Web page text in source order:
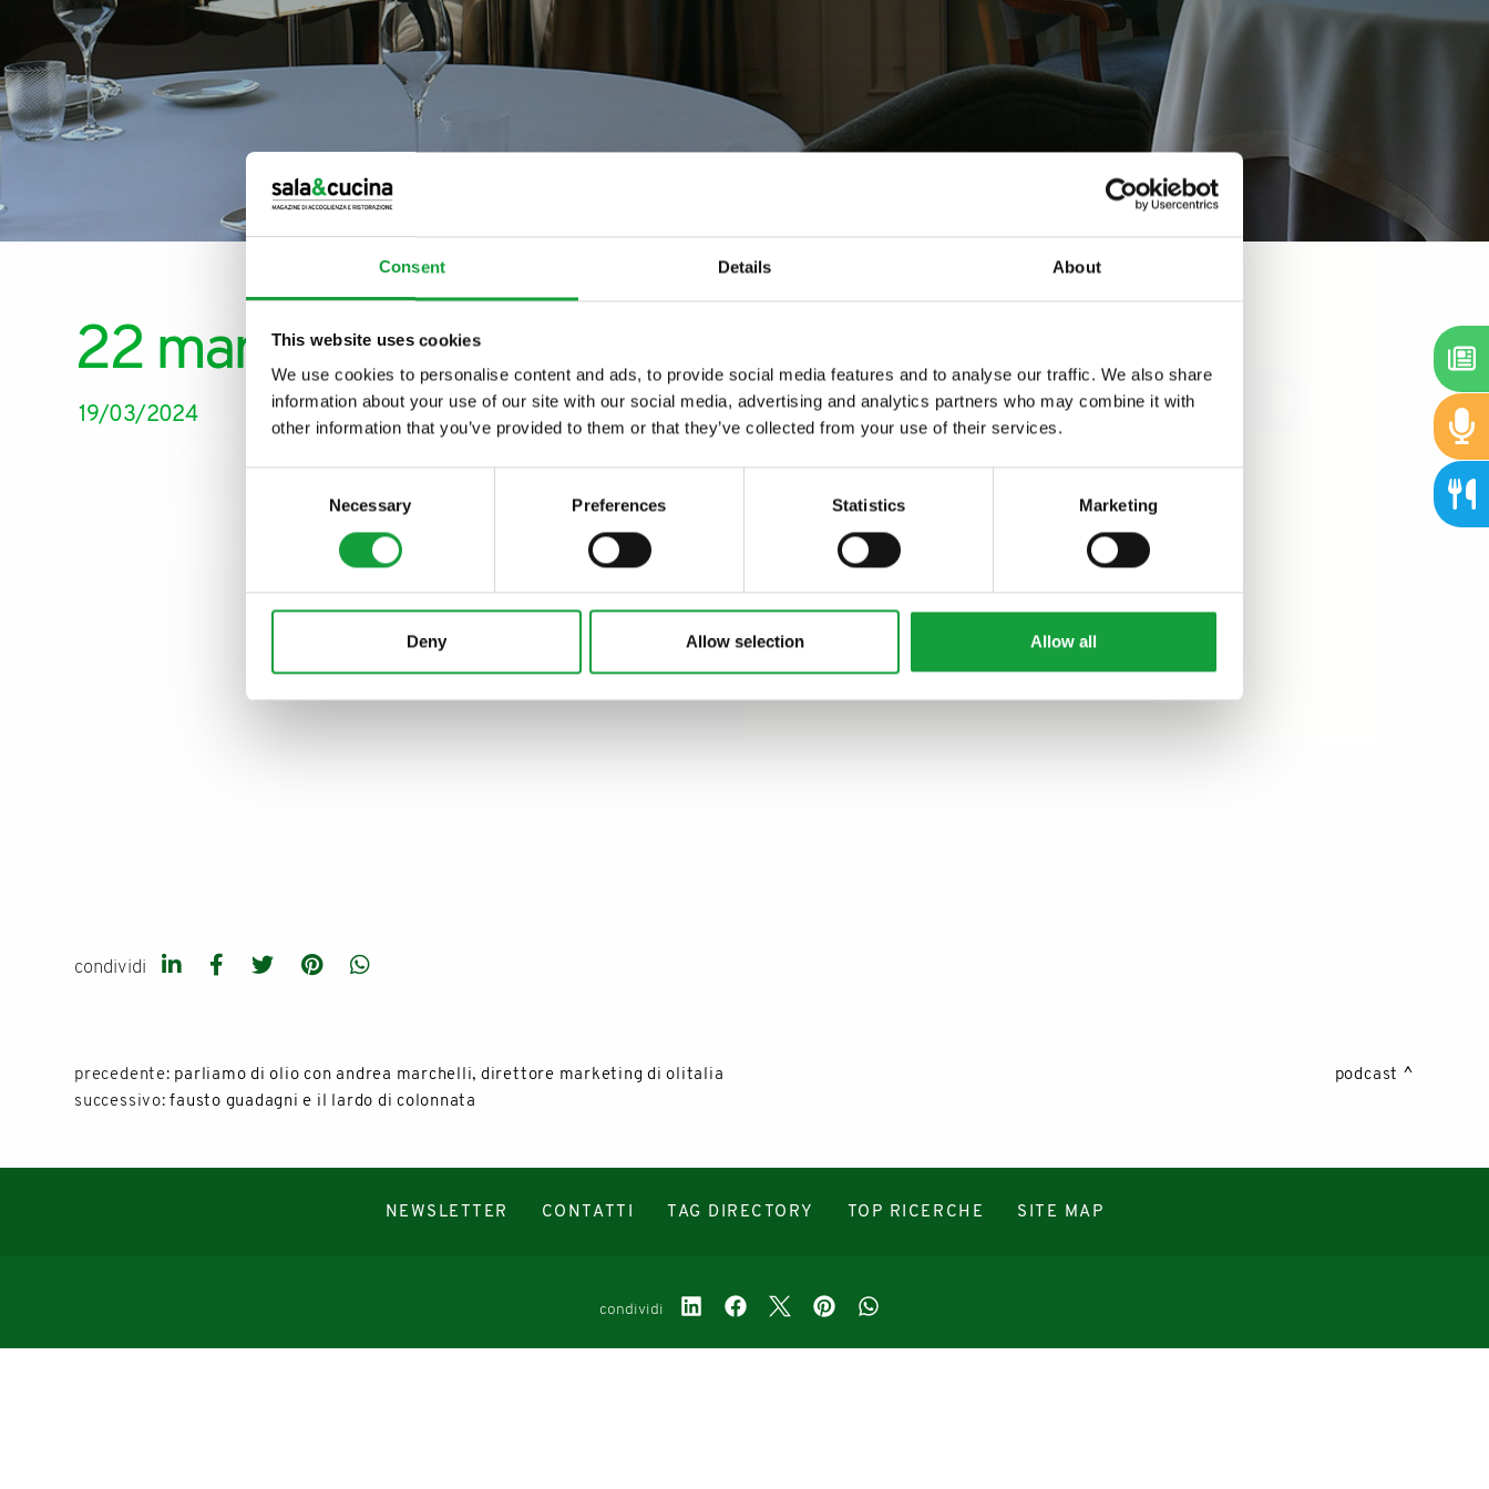
Consent Details About
This website uses cookies
We use cookies to personalise content and ads, to provide social media features and to analyse our traffic. We also share
information about your use of our site with our social media, advertising and analytics partners who may combine it with
other information that you’ve provided to them or that they’ve collected from your use of their services.
Necessary Preferences Statistics Marketing
Deny Allow selection Allow all
22 marzo Giornata Mondiale dell'Acqua
19/03/2024
condividi
precedente: parliamo di olio con andrea marchelli, direttore marketing di olitalia
successivo:fausto guadagni e il lardo di colonnata
podcast
NEWSLETTER CONTATTI TAG DIRECTORY TOP RICERCHE SITE MAP
condividi
ISCRIVITI ALLA
NEWSLETTER
Resta aggiornato su tutte le ultime novita nel